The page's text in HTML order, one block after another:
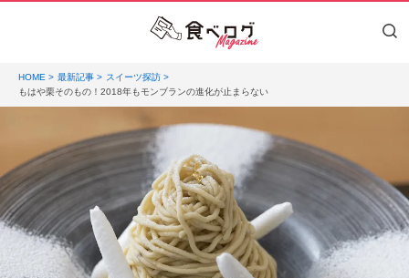
HOME 最新記事
スイーツ探訪
もはや栗そのもの！2018年もモンブランの進化が止まらない